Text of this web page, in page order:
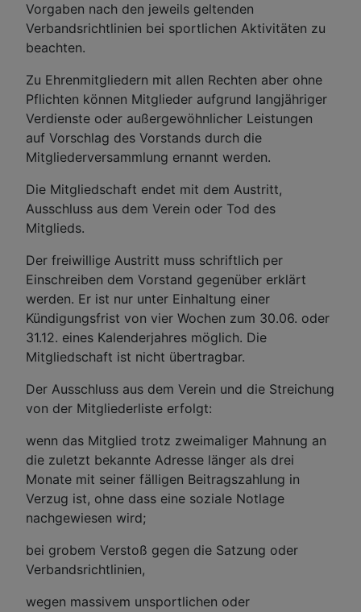
Vorgaben nach den jeweils geltenden
Verbandsrichtlinien bei sportlichen Aktivitäten zu
beachten.
Zu Ehrenmitgliedern mit allen Rechten aber ohne
Pflichten können Mitglieder aufgrund langjähriger
Verdienste oder außergewöhnlicher Leistungen
auf Vorschlag des Vorstands durch die
Mitgliederversammlung ernannt werden.
Die Mitgliedschaft endet mit dem Austritt,
Ausschluss aus dem Verein oder Tod des
Mitglieds.
Der freiwillige Austritt muss schriftlich per
Einschreiben dem Vorstand gegenüber erklärt
werden. Er ist nur unter Einhaltung einer
Kündigungsfrist von vier Wochen zum 30.06. oder
31.12. eines Kalenderjahres möglich. Die
Mitgliedschaft ist nicht übertragbar.
Der Ausschluss aus dem Verein und die Streichung
von der Mitgliederliste erfolgt:
wenn das Mitglied trotz zweimaliger Mahnung an
die zuletzt bekannte Adresse länger als drei
Monate mit seiner fälligen Beitragszahlung in
Verzug ist, ohne dass eine soziale Notlage
nachgewiesen wird;
bei grobem Verstoß gegen die Satzung oder
Verbandsrichtlinien,
wegen massivem unsportlichen oder